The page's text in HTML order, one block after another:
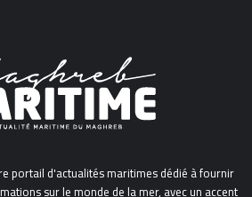
portail d'actualités maritimes dédié à fournir
sur le monde de la mer, avec un accent